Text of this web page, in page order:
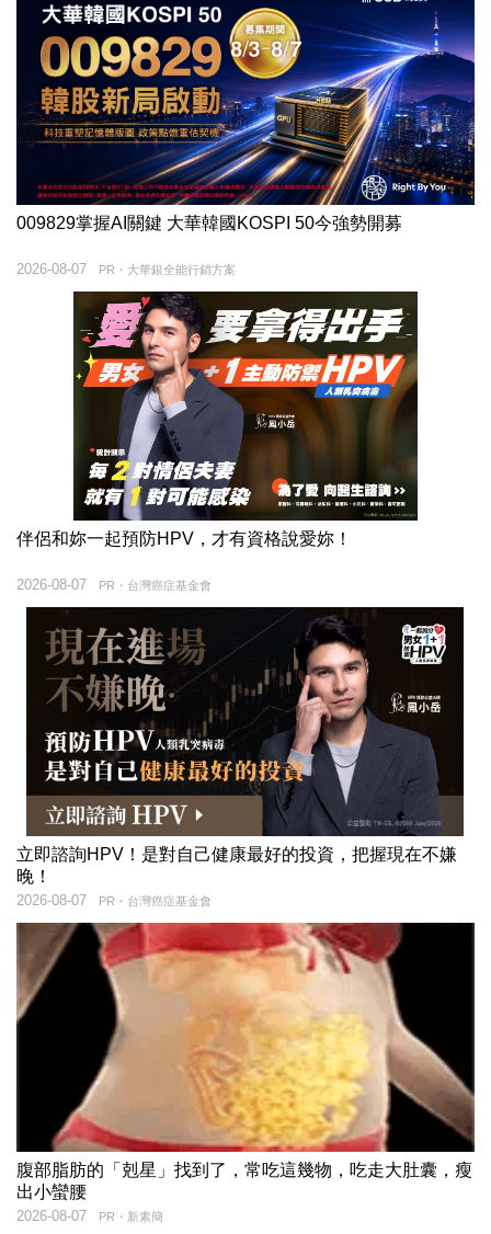
009829掌握AI關鍵 大華韓國KOSPI 50今強勢開募
PR・大華銀全能行銷方案
2026-08-07
伴侶和妳一起預防HPV，才有資格說愛妳！
PR・台灣癌症基金會
2026-08-07
立即諮詢HPV！是對自己健康最好的投資，把握現在不嫌
晚！
PR・台灣癌症基金會
2026-08-07
腹部脂肪的「剋星」找到了，常吃這幾物，吃走大肚囊，瘦
出小蠻腰
PR・新素簡
2026-08-07